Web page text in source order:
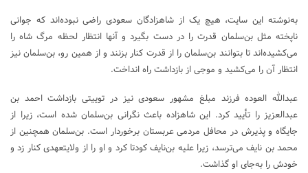
به‌نوشته این سایت، هیچ یک از شاهزادگان سعودی راضی نبوده‌اند که جوانی
ناپخته مثل بن‌سلمان قدرت را در دست بگیرد و آنها انتظار لحظه مرگ شاه را
می‌کشیده‌اند تا بتوانند بن‌سلمان را از قدرت کنار بزنند و از همین رو، بن‌سلمان نیز
انتظار آن را می‌کشید و موجی از بازداشت راه انداخت.
عبدالله العوده فرزند مبلغ مشهور سعودی نیز در توییتی بازداشت احمد بن
عبدالعزیز را تأیید کرد. این شاهزاده باعث نگرانی بن‌سلمان شده است، زیرا از
جایگاه و پذیرش در محافل مردمی عربستان برخوردار است. بن‌سلمان همچنین از
محمد بن نایف می‌ترسد، زیرا علیه بن‌نایف کودتا کرد و او را از ولایتعهدی کنار زد و
خودش را به‌جای او گذاشت.